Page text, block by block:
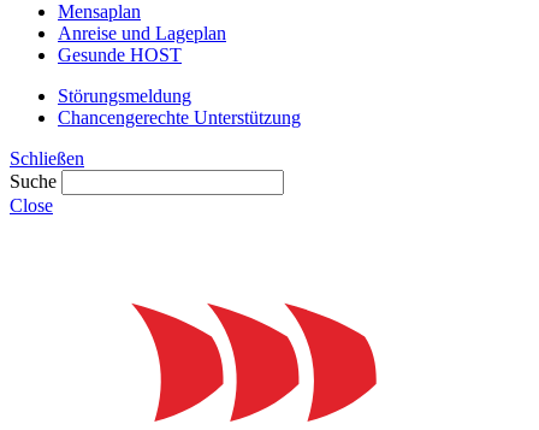
Mensaplan
Anreise und Lageplan
Gesunde HOST
Störungsmeldung
Chancengerechte Unterstützung
Schließen
Suche
Close